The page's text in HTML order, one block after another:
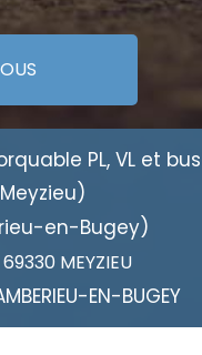
PL, VL et bus
en-Bugey)
MEYZIEU
EN-BUGEY